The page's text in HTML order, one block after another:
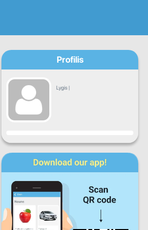
Profilis
Lygis |
Progresas
T
Š S